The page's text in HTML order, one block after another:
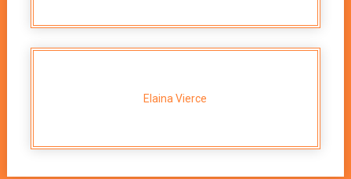
Elaina Vierce